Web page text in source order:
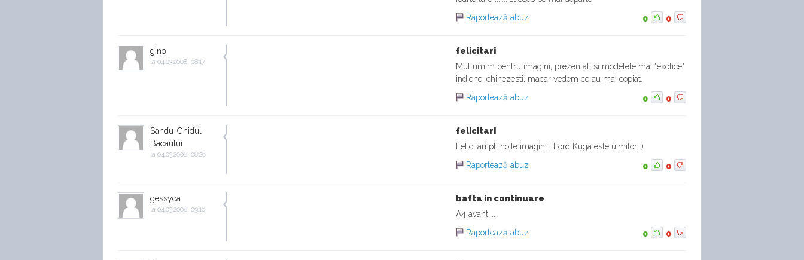
Raportează abuz
0 0
gino
la 04.03.2008, 08:17
felicitari
Multumim pentru imagini, prezentati si modelele mai "exotice"
indiene, chinezesti, macar vedem ce au mai copiat.
Raportează abuz
0 0
Sandu-Ghidul
Bacaului
la 04.03.2008, 08:26
felicitari
Felicitari pt. noile imagini ! Ford Kuga este uimitor :)
Raportează abuz
0 0
gessyca
la 04.03.2008, 09:16
bafta in continuare
A4 avant,...
Raportează abuz
0 0